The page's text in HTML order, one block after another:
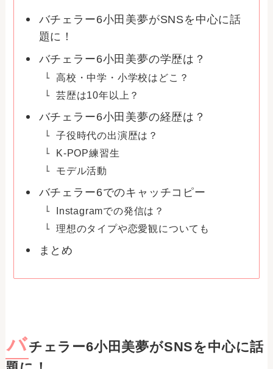
バチェラー6小田美夢がSNSを中心に話
題に！
バチェラー6小田美夢の学歴は？
高校・中学・小学校はどこ？
芸歴は10年以上？
バチェラー6小田美夢の経歴は？
子役時代の出演歴は？
K-POP練習生
モデル活動
バチェラー6でのキャッチコピー
Instagramでの発信は？
理想のタイプや恋愛観についても
まとめ
バチェラー6小田美夢がSNSを中心に話